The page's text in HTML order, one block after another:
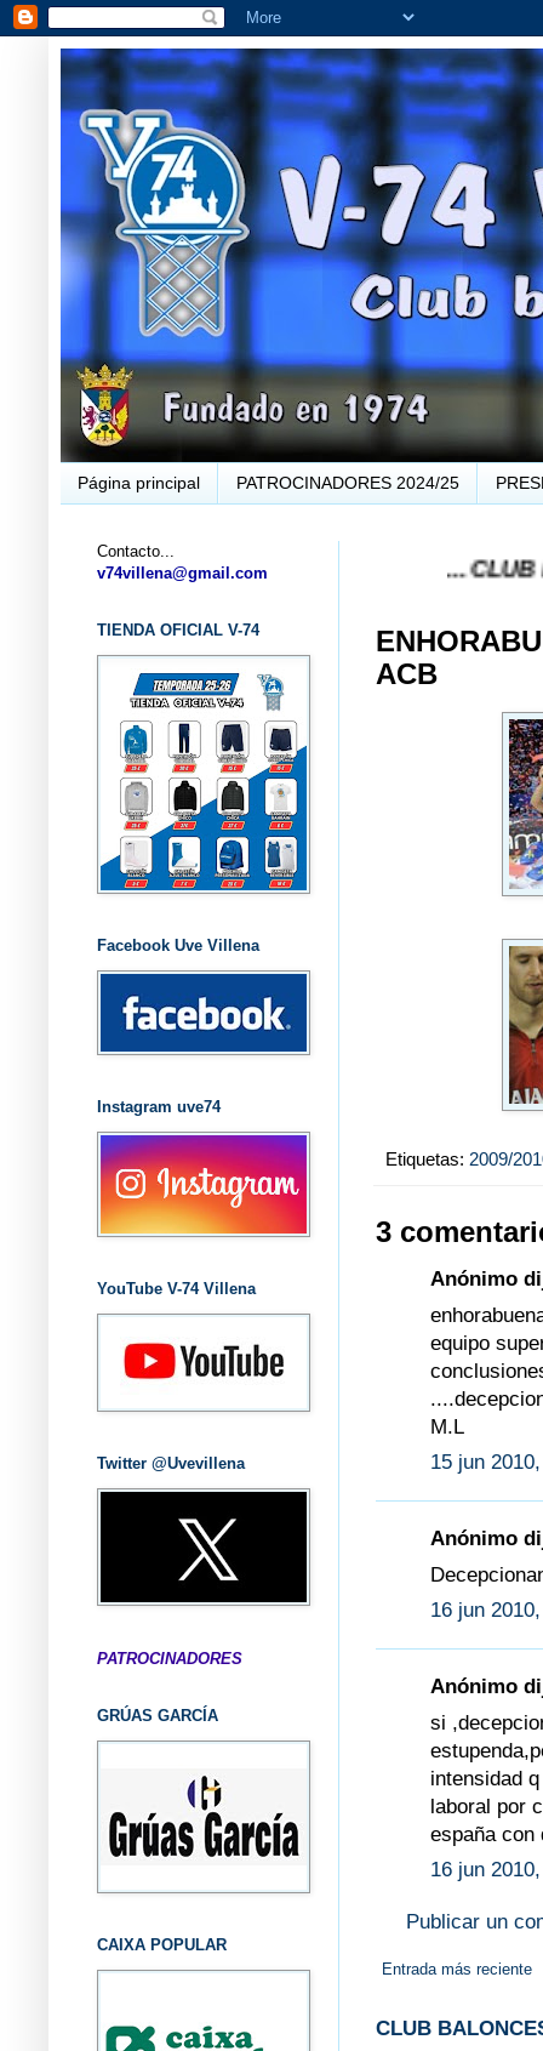
Página principal PATROCINADORES 2024/25
... CLUB
ACB
Etiquetas: 2009/
3
Anónimo
equipo
M.L
15 jun
Anónimo
16 jun
Anónimo
si
intensidad
laboral por
españa con
16 jun
Publicar un
Entrada más reciente
CLUB
Contacto...
v74villena@gmail.com
TIENDA OFICIAL V-74
Facebook Uve Villena
Instagram uve74
YouTube V-74 Villena
Twitter @Uvevillena
PATROCINADORES
GRÚAS GARCÍA
CAIXA POPULAR